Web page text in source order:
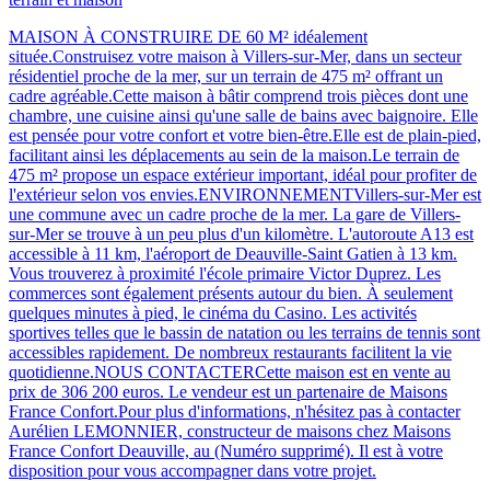
MAISON À CONSTRUIRE DE 60 M² idéalement
située.Construisez votre maison à Villers-sur-Mer, dans un secteur
résidentiel proche de la mer, sur un terrain de 475 m² offrant un
cadre agréable.Cette maison à bâtir comprend trois pièces dont une
chambre, une cuisine ainsi qu'une salle de bains avec baignoire. Elle
est pensée pour votre confort et votre bien-être.Elle est de plain-pied,
facilitant ainsi les déplacements au sein de la maison.Le terrain de
475 m² propose un espace extérieur important, idéal pour profiter de
l'extérieur selon vos envies.ENVIRONNEMENTVillers-sur-Mer est
une commune avec un cadre proche de la mer. La gare de Villers-
sur-Mer se trouve à un peu plus d'un kilomètre. L'autoroute A13 est
accessible à 11 km, l'aéroport de Deauville-Saint Gatien à 13 km.
Vous trouverez à proximité l'école primaire Victor Duprez. Les
commerces sont également présents autour du bien. À seulement
quelques minutes à pied, le cinéma du Casino. Les activités
sportives telles que le bassin de natation ou les terrains de tennis sont
accessibles rapidement. De nombreux restaurants facilitent la vie
quotidienne.NOUS CONTACTERCette maison est en vente au
prix de 306 200 euros. Le vendeur est un partenaire de Maisons
France Confort.Pour plus d'informations, n'hésitez pas à contacter
Aurélien LEMONNIER, constructeur de maisons chez Maisons
France Confort Deauville, au (Numéro supprimé). Il est à votre
disposition pour vous accompagner dans votre projet.